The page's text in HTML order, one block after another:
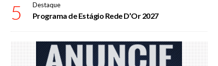
5 Destaque
Programa de Estágio Rede D’Or 2027